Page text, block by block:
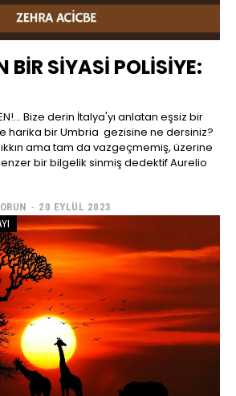
BİR SİYASİ POLİSİYE:
eşsiz bir
harika bir Umbria gezisine ne dersiniz?
ama tam da vazgeçmemiş, üzerine
bir bilgelik sinmiş dedektif Aurelio
- 20 EYLÜL 2023